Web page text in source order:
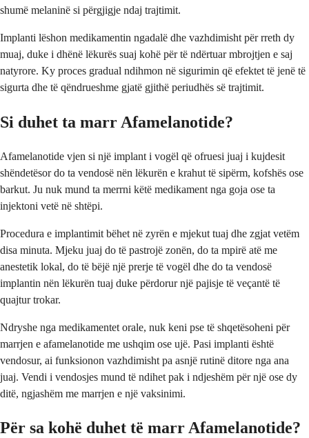
shumë melaninë si përgjigje ndaj trajtimit.
Implanti lëshon medikamentin ngadalë dhe vazhdimisht për rreth dy
muaj, duke i dhënë lëkurës suaj kohë për të ndërtuar mbrojtjen e saj
natyrore. Ky proces gradual ndihmon në sigurimin që efektet të jenë të
sigurta dhe të qëndrueshme gjatë gjithë periudhës së trajtimit.
Si duhet ta marr Afamelanotide?
Afamelanotide vjen si një implant i vogël që ofruesi juaj i kujdesit
shëndetësor do ta vendosë nën lëkurën e krahut të sipërm, kofshës ose
barkut. Ju nuk mund ta merrni këtë medikament nga goja ose ta
injektoni vetë në shtëpi.
Procedura e implantimit bëhet në zyrën e mjekut tuaj dhe zgjat vetëm
disa minuta. Mjeku juaj do të pastrojë zonën, do ta mpirë atë me
anestetik lokal, do të bëjë një prerje të vogël dhe do ta vendosë
implantin nën lëkurën tuaj duke përdorur një pajisje të veçantë të
quajtur trokar.
Ndryshe nga medikamentet orale, nuk keni pse të shqetësoheni për
marrjen e afamelanotide me ushqim ose ujë. Pasi implanti është
vendosur, ai funksionon vazhdimisht pa asnjë rutinë ditore nga ana
juaj. Vendi i vendosjes mund të ndihet pak i ndjeshëm për një ose dy
ditë, ngjashëm me marrjen e një vaksinimi.
Për sa kohë duhet të marr Afamelanotide?